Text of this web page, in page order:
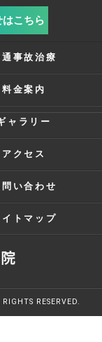
こちら
事故治療
料金案内
ャラリー
アクセス
問い合わせ
イトマップ
RESERVED.